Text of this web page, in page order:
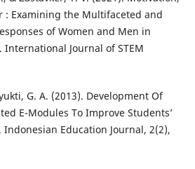
: Examining the Multifaceted and
of Women and Men in
International Journal of STEM
G. A. (2013). Development Of
E-Modules To Improve Students’
Education Journal, 2(2),